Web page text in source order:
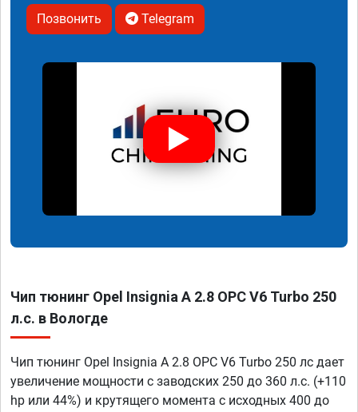
Позвонить Telegram
Чип тюнинг Opel Insignia A 2.8 OPC V6 Turbo 250
л.с. в Вологде
Чип тюнинг Opel Insignia A 2.8 OPC V6 Turbo 250 лс дает
увеличение мощности с заводских 250 до 360 л.с. (+110
hp или 44%) и крутящего момента с исходных 400 до